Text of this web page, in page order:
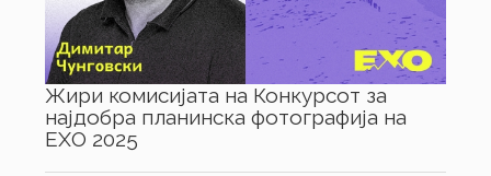
Жири комисијата на Конкурсот за
најдобра планинска фотографија на
ЕХО 2025